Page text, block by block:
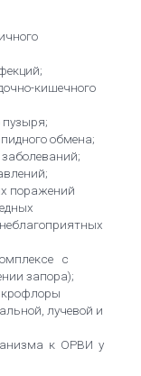
кишечного
обмена;
поражений
с
запора);
лучевой и
к ОРВИ у